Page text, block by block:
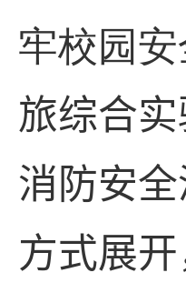
牢校园安
旅综合
消防安
方式展开